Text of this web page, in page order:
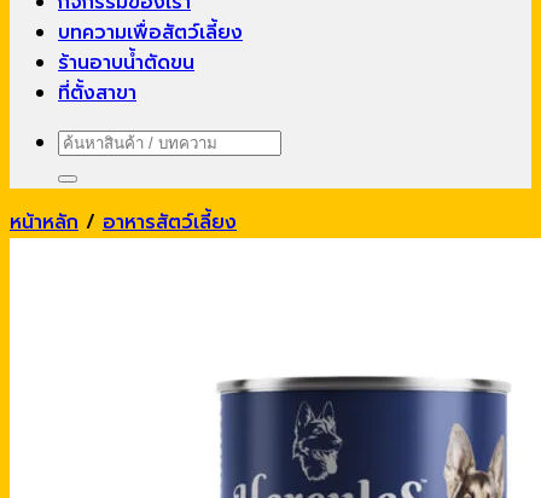
บทความเพื่อสัตว์เลี้ยง
ร้านอาบน้ำตัดขน
ที่ตั้งสาขา
ค้นหา:
หน้าหลัก / อาหารสัตว์เลี้ยง